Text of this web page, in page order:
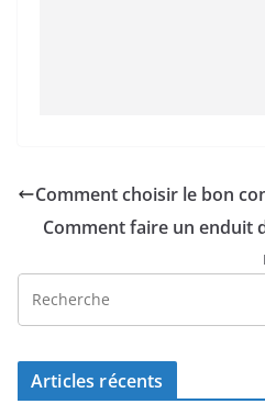
Comment choisir le bon
Comment faire un enduit
Articles récents